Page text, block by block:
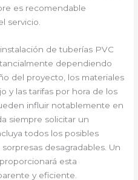
es recomendable
servicio.
de tuberías PVC
dependiendo
del proyecto, los materiales
y las tarifas por hora de los
influir notablemente en
siempre solicitar un
todos los posibles
desagradables. Un
esta
y eficiente.